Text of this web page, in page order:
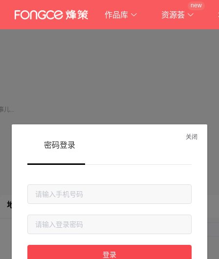
作品库 资源荟
new
地产圈
动态圈子
地产人的朋友圈
关闭
密码登录
登录